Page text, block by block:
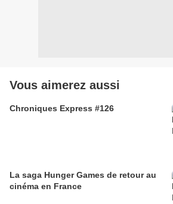
Vous aimerez aussi
Chroniques Express #126
La saga Hunger Games de retour au
cinéma en France